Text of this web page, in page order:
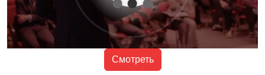
Смотреть